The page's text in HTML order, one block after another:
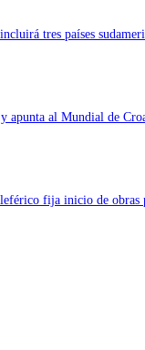
tres países
apunta al Mundial de
fija inicio de obras